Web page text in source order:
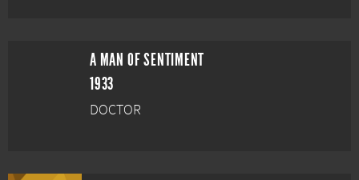
A MAN OF SENTIMENT
1933
DOCTOR